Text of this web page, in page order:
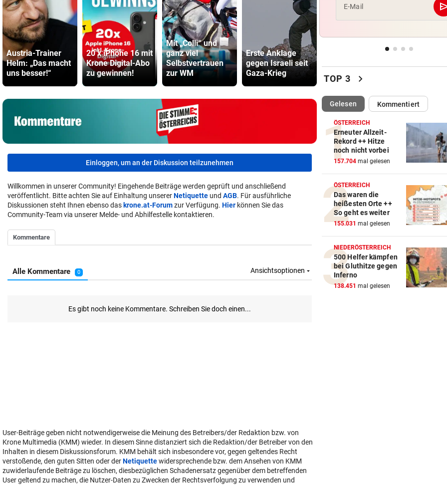
Austria-Trainer
Helm: „Das macht
uns besser!“
20 x iPhone 16 mit
Krone Digital-Abo
zu gewinnen!
Mit „Colli“ und
ganz viel
Selbstvertrauen
zur WM
Erste Anklage
gegen Israeli seit
Gaza-Krieg
vorbeireitet“
schickte
Einloggen, um an der Diskussion teilzunehmen
Willkommen in unserer Community! Eingehende Beiträge werden geprüft und anschließend
veröffentlicht. Bitte achten Sie auf Einhaltung unsererNetiquette und AGB. Für ausführliche
Diskussionen steht Ihnen ebenso das krone.at-Forumzur Verfügung. Hier können Sie das
Community-Team via unserer Melde- und Abhilfestelle kontaktieren.
User-Beiträge geben nicht notwendigerweise die Meinung des Betreibers/der Redaktion bzw. von
Krone Multimedia (KMM) wieder. In diesem Sinne distanziert sich die Redaktion/der Betreiber von den
Inhalten in diesem Diskussionsforum. KMM behält sich insbesondere vor, gegen geltendes Recht
verstoßende, den guten Sitten oder derNetiquettewidersprechende bzw. dem Ansehen von KMM
zuwiderlaufende Beiträge zu löschen, diesbezüglichen Schadenersatz gegenüber dem betreffenden
User geltend zu machen, die Nutzer-Daten zu Zwecken der Rechtsverfolgung zu verwenden und
Star Sascha Huber
Wann kommen die Robotaxis
MEGA-PROJEKT WACKELT
roten Teppich aus“
LIVE IN DER METASTADT vor
Wincent Weiss: Fanliebe
falscher Freitag
E-Mail
TOP 3 chevron_right
Gelesen(ausgewählt)Kommentiert
ÖSTERREICH
Erneuter Allzeit-
Rekord ++ Hitze
noch nicht vorbei
157.704 mal gelesen
ÖSTERREICH
Das waren die
heißesten Orte ++
So geht es weiter
155.031 mal gelesen
NIEDERÖSTERREICH
500 Helfer kämpfen
bei Gluthitze gegen
Inferno
138.451 mal gelesen